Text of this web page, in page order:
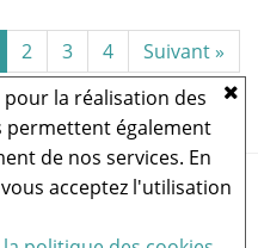
pour la réalisation des
permettent également
de nos services. En
acceptez l'utilisation
2 3 4 Suivant »
cliquez ici pour nous